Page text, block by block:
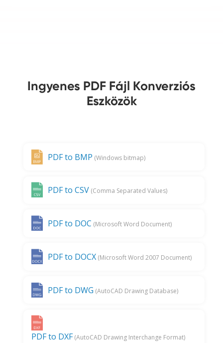
Ingyenes PDF Fájl Konverziós
Eszközök
PDF to BMP (Windows bitmap)
PDF to CSV (Comma Separated Values)
PDF to DOC (Microsoft Word Document)
PDF to DOCX (Microsoft Word 2007 Document)
PDF to DWG (AutoCAD Drawing Database)
PDF to DXF (AutoCAD Drawing Interchange Format)